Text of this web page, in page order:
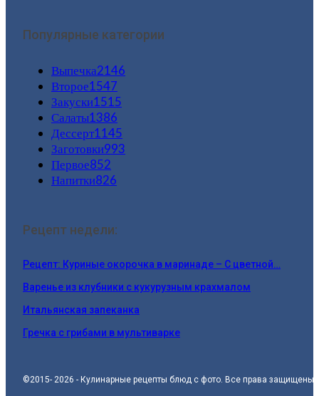
Популярные категории
Выпечка2146
Второе1547
Закуски1515
Салаты1386
Дессерт1145
Заготовки993
Первое852
Напитки826
Рецепт недели:
Рецепт: Куриные окорочка в маринаде – С цветной…
Варенье из клубники с кукурузным крахмалом
Итальянская запеканка
Гречка с грибами в мультиварке
©2015- 2026 - Кулинарные рецепты блюд с фото. Все права защищены.